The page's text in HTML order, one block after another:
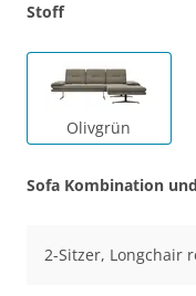
Stoff
Olivgrün
Sofa Kombination
2-Sitzer, Longchair